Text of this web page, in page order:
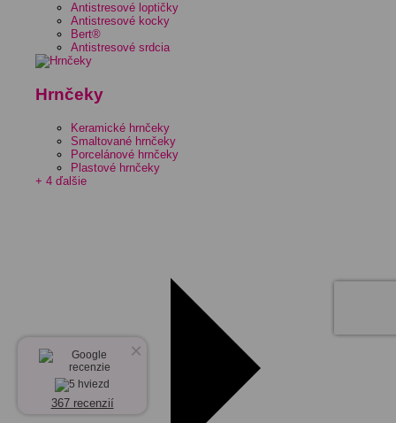
Antistresové loptičky
Antistresové kocky
Bert®
Antistresové srdcia
Hrnčeky
Keramické hrnčeky
Smaltované hrnčeky
Porcelánové hrnčeky
Plastové hrnčeky
+ 4 ďalšie
×
367 recenzií